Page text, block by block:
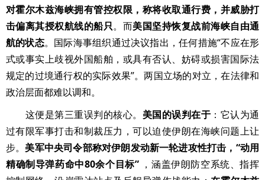
对霍尔木兹海峡拥有管控权限，称将收取通行费，并威胁打
击偏离其授权航线的船只。而美国坚持恢复战前海峡自由通
航的状态。国际海事组织通过决议指出，任何措施“不应在形
式或事实上歧视外国船舶，或具有否认、妨碍或损害国际法
规定的过境通行权的实际效果”。两国立场的对立，在法律和
政治层面都难以调和。
这便是第三重误判的核心。 美国的误判在于 ：它认为通
过有限军事打击和制裁压力，可以迫使伊朗在海峡问题上让
步。 美军中央司令部称对伊朗发动新一轮进攻性打击，“动用
精确制导弹药命中80余个目标”，涵盖伊朗防空系统、指挥